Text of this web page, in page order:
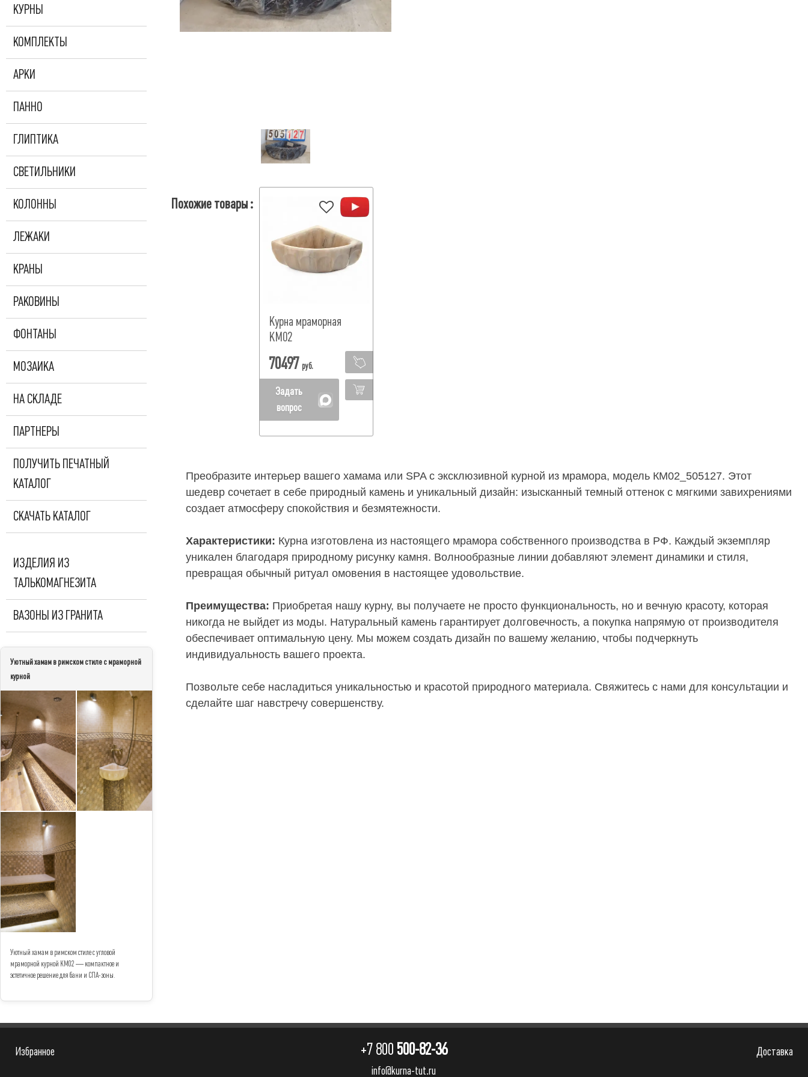
КУРНЫ
КОМПЛЕКТЫ
АРКИ
ПАННО
ГЛИПТИКА
СВЕТИЛЬНИКИ
КОЛОННЫ
ЛЕЖАКИ
КРАНЫ
РАКОВИНЫ
ФОНТАНЫ
МОЗАИКА
НА СКЛАДЕ
ПАРТНЕРЫ
ПОЛУЧИТЬ ПЕЧАТНЫЙ
КАТАЛОГ
СКАЧАТЬ КАТАЛОГ
ИЗДЕЛИЯ ИЗ
ТАЛЬКОМАГНЕЗИТА
ВАЗОНЫ ИЗ ГРАНИТА
Уютный хамам в римском стиле с мраморной
курной
Уютный хамам в римском стиле с угловой
мраморной курной КМ02 — компактное и
эстетичное решение для бани и СПА-зоны.
Похожие товары :
Курна мраморная
КМ02
70497 руб.
Задать
вопрос
Преобразите интерьер вашего хамама или SPA с эксклюзивной курной из мрамора, модель КМ02_505127. Этот
шедевр сочетает в себе природный камень и уникальный дизайн: изысканный темный оттенок с мягкими завихрениями
создает атмосферу спокойствия и безмятежности.
Характеристики: Курна изготовлена из настоящего мрамора собственного производства в РФ. Каждый экземпляр
уникален благодаря природному рисунку камня. Волнообразные линии добавляют элемент динамики и стиля,
превращая обычный ритуал омовения в настоящее удовольствие.
Преимущества: Приобретая нашу курну, вы получаете не просто функциональность, но и вечную красоту, которая
никогда не выйдет из моды. Натуральный камень гарантирует долговечность, а покупка напрямую от производителя
обеспечивает оптимальную цену. Мы можем создать дизайн по вашему желанию, чтобы подчеркнуть
индивидуальность вашего проекта.
Позвольте себе насладиться уникальностью и красотой природного материала. Свяжитесь с нами для консультации и
сделайте шаг навстречу совершенству.
Избранное +7 800 500-82-36
info@kurna-tut.ru
Доставка